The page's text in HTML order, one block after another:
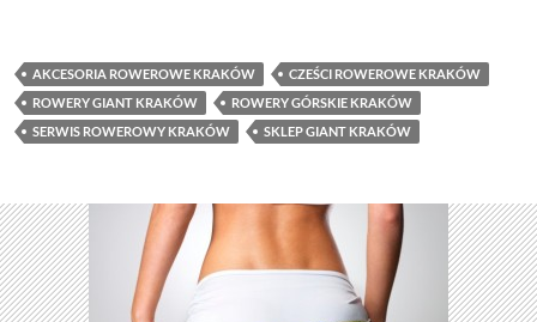
AKCESORIA ROWEROWE KRAKÓW
CZEŚCI ROWEROWE KRAKÓW
ROWERY GIANT KRAKÓW
ROWERY GÓRSKIE KRAKÓW
SERWIS ROWEROWY KRAKÓW
SKLEP GIANT KRAKÓW